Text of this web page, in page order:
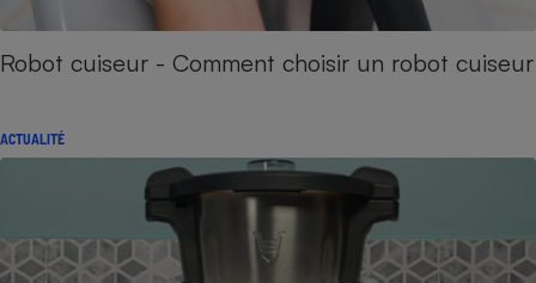
Robot cuiseur - Comment choisir un robot cuiseur
ACTUALITÉ